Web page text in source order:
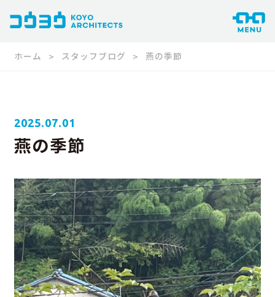
ホーム スタッフブログ 燕の季節
燕の季節
2025.07.01